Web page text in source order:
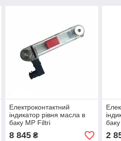
Електроконтактний
індикатор рівня масла в
баку MP Filtri
LVK20AM121T2P01
8 845₴ 2